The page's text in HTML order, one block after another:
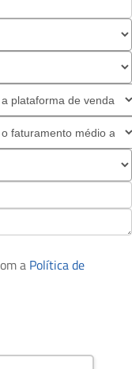
a Política de